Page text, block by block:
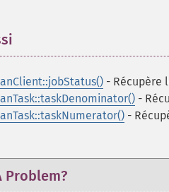
- Récupère
-
-
Problem?